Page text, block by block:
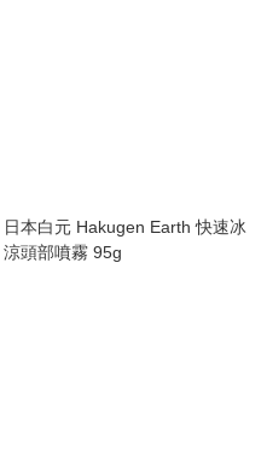
日本白元 Hakugen Earth 快速冰
涼頭部噴霧 95g